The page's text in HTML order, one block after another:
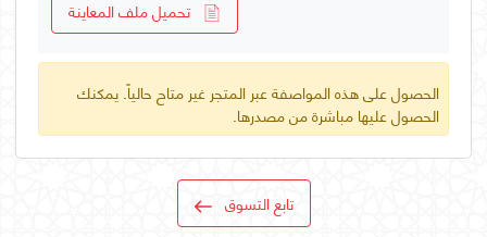
تحميل ملف المعاينة
الحصول على هذه المواصفة عبر المتجر غير متاح حالياً. يمكنك
الحصول عليها مباشرة من مصدرها.
تابع التسوق